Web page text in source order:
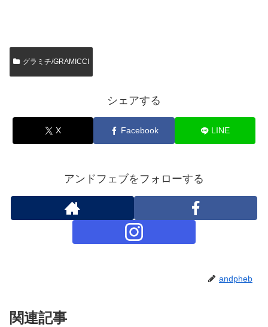
グラミチ/GRAMICCI
シェアする
X Facebook LINE
アンドフェブをフォローする
andpheb
関連記事